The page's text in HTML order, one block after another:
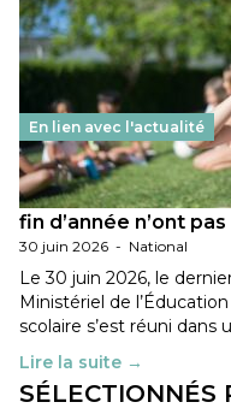
En lien avec l'actualité
Les décisions
fin d’année n’ont
30 juin 2026 - National
Le 30 juin 2026, le
Ministériel de
scolaire s’est réuni
Lire la suite →
SÉLECTIONNÉS